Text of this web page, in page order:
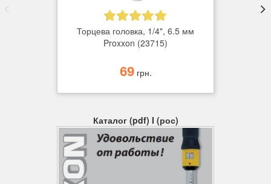
Торцева головка, 1/4", 6.5 мм
Proxxon (23715)
69грн.
Каталог (pdf) I (рос)